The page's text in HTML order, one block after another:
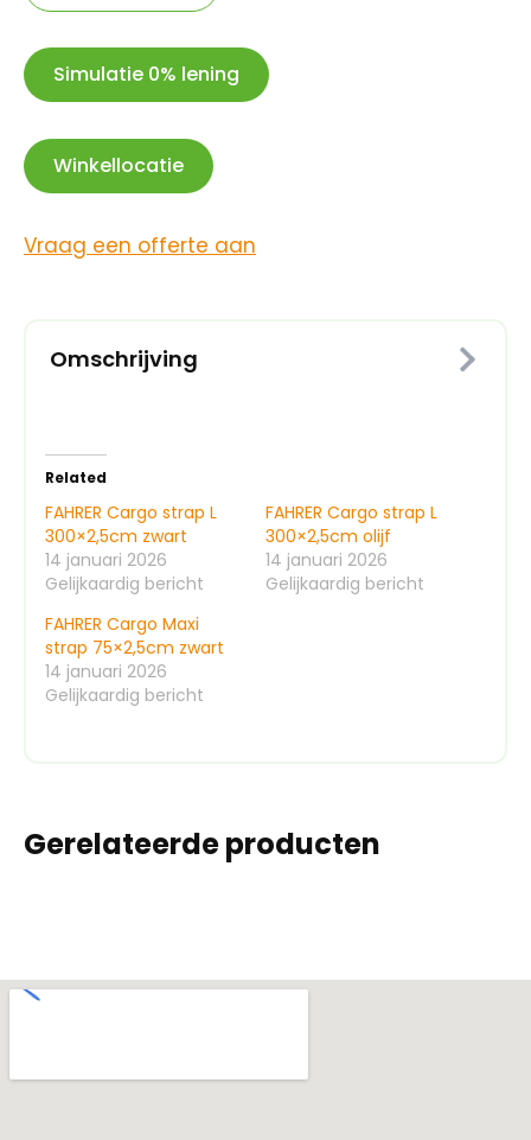
Simulatie 0% lening
Winkellocatie
Vraag een offerte aan
Omschrijving
Related
FAHRER Cargo strap L
300×2,5cm zwart
14 januari 2026
Gelijkaardig bericht
FAHRER Cargo strap L
300×2,5cm olijf
14 januari 2026
Gelijkaardig bericht
FAHRER Cargo Maxi
strap 75×2,5cm zwart
14 januari 2026
Gelijkaardig bericht
Gerelateerde producten